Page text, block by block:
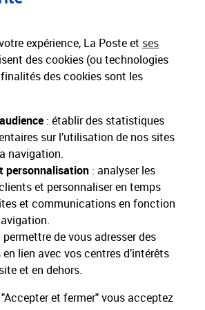
expérience, La Poste et ses
des cookies (ou technologies
des cookies sont les
: établir des statistiques
sur l’utilisation de nos sites
navigation.
personnalisation : analyser les
et personnaliser en temps
et communications en fonction
permettre de vous adresser des
lien avec vos centres d’intérêts
et en dehors.
et fermer" vous acceptez
produits marketplace